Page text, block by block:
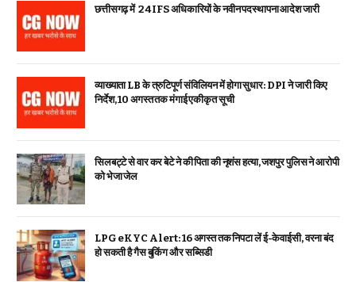
छत्तीसगढ़ में 24 IFS अधिकारियों के नवीन पदस्थापना आदेश जारी
व्याख्याता LB के त्रुटिपूर्ण संविलियन में होगा सुधार: DPI ने जारी किए
निर्देश, 10 अगस्त तक मंगाई एकीकृत सूची
सिलबट्टे से वार कर बेटे ने की पिता की नृशंस हत्या, जशपुर पुलिस ने आरोपी
को भेजा जेल
LPG eKYC Alert: 16 अगस्त तक निपटा लें ई-केवाईसी, वरना बंद
हो सकती है गैस बुकिंग और सब्सिडी